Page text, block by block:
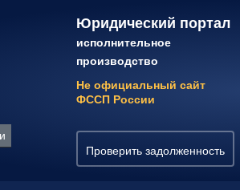
Юридический портал
исполнительное
производство
Не официальный сайт
ФССП России
Проверить задолженность